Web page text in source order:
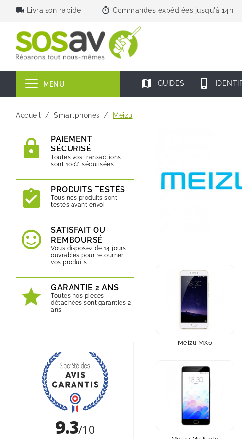
local_shipping Livraison rapide timer Commandes expédiées jusqu'à 14h
MENU map GUIDES phone_iphone
Accueil Smartphones Meizu
PAIEMENT
SÉCURISÉ
Toutes vos transactions
sont 100% sécurisées
PRODUITS TESTÉS
Tous nos produits sont
testés avant envoi
SATISFAIT OU
REMBOURSÉ
Vous disposez de 14 jours
ouvrables pour retourner
vos produits
GARANTIE 2 ANS
Toutes nos pièces
détachées sont garanties 2
ans
Meizu MX6